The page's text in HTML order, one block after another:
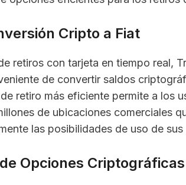
Cripto a Fiat
retiros con tarjeta en tiempo real,
de convertir saldos
retiro más eficiente permite a los
de ubicaciones comerciales
las posibilidades de uso de
Opciones Criptográficas